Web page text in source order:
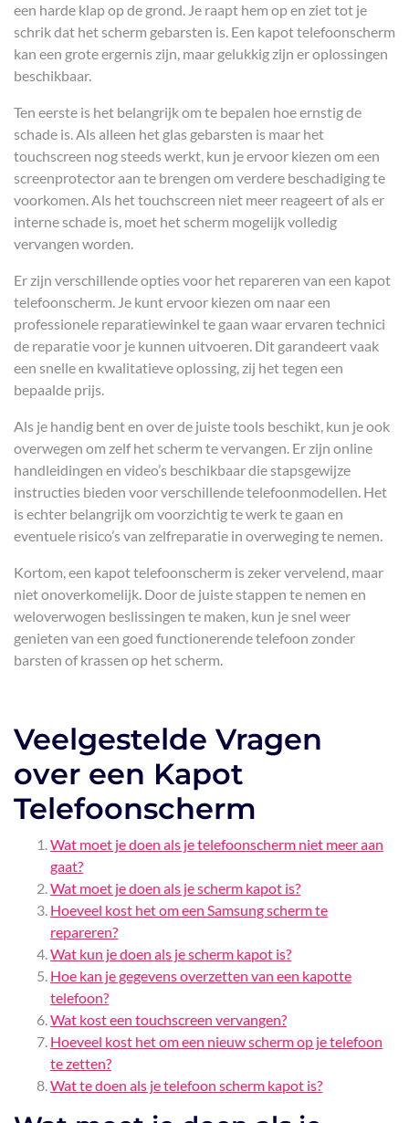
een harde klap op de grond. Je raapt hem op en ziet tot je
schrik dat het scherm gebarsten is. Een kapot telefoonscherm
kan een grote ergernis zijn, maar gelukkig zijn er oplossingen
beschikbaar.
Ten eerste is het belangrijk om te bepalen hoe ernstig de
schade is. Als alleen het glas gebarsten is maar het
touchscreen nog steeds werkt, kun je ervoor kiezen om een
screenprotector aan te brengen om verdere beschadiging te
voorkomen. Als het touchscreen niet meer reageert of als er
interne schade is, moet het scherm mogelijk volledig
vervangen worden.
Er zijn verschillende opties voor het repareren van een kapot
telefoonscherm. Je kunt ervoor kiezen om naar een
professionele reparatiewinkel te gaan waar ervaren technici
de reparatie voor je kunnen uitvoeren. Dit garandeert vaak
een snelle en kwalitatieve oplossing, zij het tegen een
bepaalde prijs.
Als je handig bent en over de juiste tools beschikt, kun je ook
overwegen om zelf het scherm te vervangen. Er zijn online
handleidingen en video’s beschikbaar die stapsgewijze
instructies bieden voor verschillende telefoonmodellen. Het
is echter belangrijk om voorzichtig te werk te gaan en
eventuele risico’s van zelfreparatie in overweging te nemen.
Kortom, een kapot telefoonscherm is zeker vervelend, maar
niet onoverkomelijk. Door de juiste stappen te nemen en
weloverwogen beslissingen te maken, kun je snel weer
genieten van een goed functionerende telefoon zonder
barsten of krassen op het scherm.
Veelgestelde Vragen
over een Kapot
Telefoonscherm
Wat moet je doen als je telefoonscherm niet meer aan
gaat?
Wat moet je doen als je scherm kapot is?
Hoeveel kost het om een Samsung scherm te
repareren?
Wat kun je doen als je scherm kapot is?
Hoe kan je gegevens overzetten van een kapotte
telefoon?
Wat kost een touchscreen vervangen?
Hoeveel kost het om een nieuw scherm op je telefoon
te zetten?
Wat te doen als je telefoon scherm kapot is?